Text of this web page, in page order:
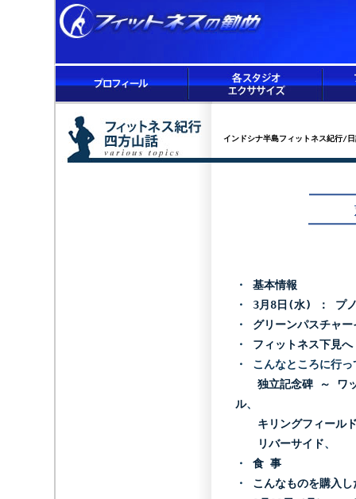
インドシナ半島フィットネス紀行/
・ 基本情報
・ 3月8日(水) ： プ
・
グリーンパスチャー
・
フィットネス下見へ
・ こんなところに行
独立記念碑 ～ ワ
ル、
キリングフィール
リバーサイド、
・ 食 事
・
こんなものを購入